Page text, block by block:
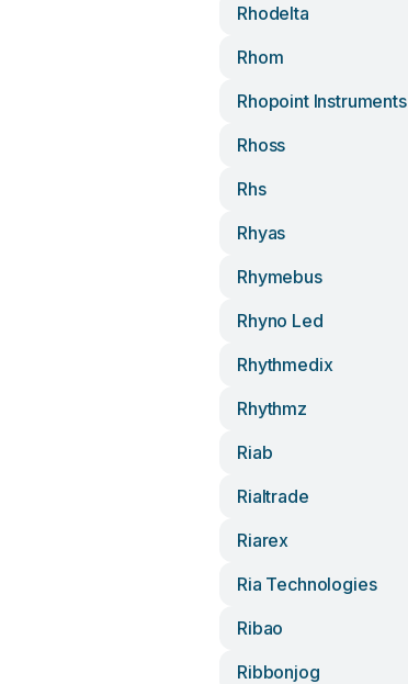
Rhodelta
Rhom
Rhopoint Instruments
Rhoss
Rhs
Rhyas
Rhymebus
Rhyno Led
Rhythmedix
Rhythmz
Riab
Rialtrade
Riarex
Ria Technologies
Ribao
Ribbonjog